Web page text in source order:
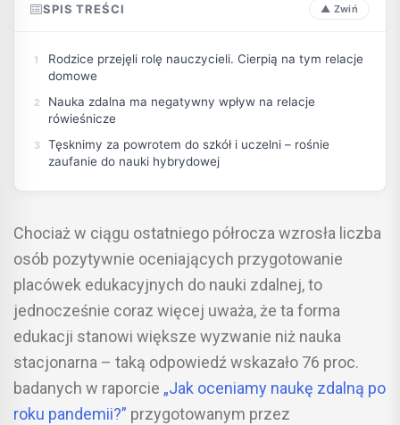
SPIS TREŚCI
Rodzice przejęli rolę nauczycieli. Cierpią na tym relacje
domowe
Nauka zdalna ma negatywny wpływ na relacje
rówieśnicze
Tęsknimy za powrotem do szkół i uczelni – rośnie
zaufanie do nauki hybrydowej
Chociaż w ciągu ostatniego półrocza wzrosła liczba
osób pozytywnie oceniających przygotowanie
placówek edukacyjnych do nauki zdalnej, to
jednocześnie coraz więcej uważa, że ta forma
edukacji stanowi większe wyzwanie niż nauka
stacjonarna – taką odpowiedź wskazało 76 proc.
badanych w raporcie „Jak oceniamy naukę zdalną po
roku pandemii?” przygotowanym przez